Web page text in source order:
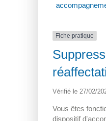
Fiche pratique
Vérifié le 27/02/
Vous êtes
dispositif